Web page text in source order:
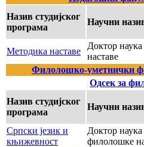
Назив студијског
програма
Научни
Методика наставе
Доктор
наставе
Филолошко-уметнички
Одсек за
Назив студијског
програма
Научни
Српски језик и
књижевност
Доктор наука
филолошке